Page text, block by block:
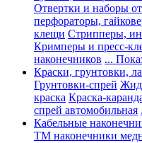
Отвертки и наборы
перфораторы,
клещи Стрипперы,
Кримперы и пресс-
наконечников ...
Краски, грунтовки,
Грунтовки-спрей
краска Краска-
спрей автомобильная
Кабельные
ТМ наконечники